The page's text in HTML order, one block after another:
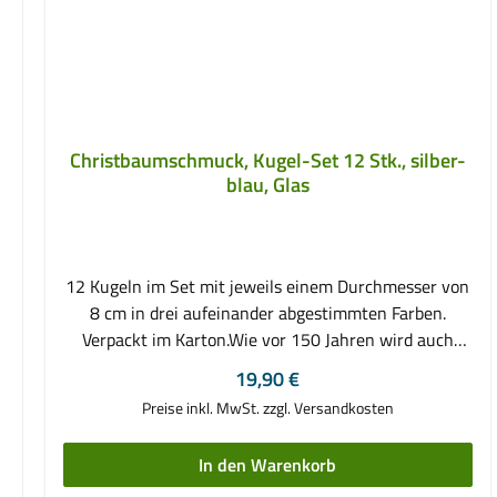
Christbaumschmuck, Kugel-Set 12 Stk., silber-
blau, Glas
12 Kugeln im Set mit jeweils einem Durchmesser von
8 cm in drei aufeinander abgestimmten Farben.
Verpackt im Karton.Wie vor 150 Jahren wird auch
heute noch Christbaumschmuck hergestellt. Dabei
fertigen Glasbläser aus klaren transparenten
Glaskolben durch drehen in der heißen Flamme und
ständigem Aufblasen diese wunderschönen Kugeln.
Die Kugel gilt dabei als Symbol der Unendlichkeit und
Regulärer Preis:
19,90 €
Preise inkl. MwSt. zzgl. Versandkosten
In den Warenkorb